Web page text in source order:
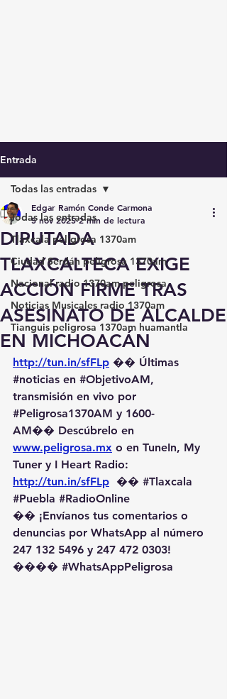
Entrada
Todas las entradas
Tlaxcala peligrosa 1370am
Ciudad Serdán peligrosa 1370am
Nacional radio 1370am peligrosa
Noticias Musicales radio 1370am
Tianguis peligrosa 1370am huamantla
Todas las entradas
DIPUTADA
TLAXCALTECA EXIGE
ACCIÓN FIRME TRAS
ASESINATO DE ALCALDE
EN MICHOACÁN
Edgar Ramón Conde Carmona
5 nov 2025 2 min de lectura
http://tun.in/sfFLp �� Últimas
#noticias en #ObjetivoAM,
transmisión en vivo por
#Peligrosa1370AM y 1600-
AM��️ Descúbrelo en
www.peligrosa.mx o en TuneIn, My
Tuner y I Heart Radio:
http://tun.in/sfFLp �� #Tlaxcala
#Puebla #RadioOnline
�� ¡Envíanos tus comentarios o
denuncias por WhatsApp al número
247 132 5496 y 247 472 0303!
��️�� #WhatsAppPeligrosa